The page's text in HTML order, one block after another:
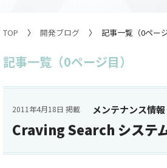
TOP 開発ブログ 記事一覧（0ページ
記事一覧（0ページ目）
メンテナンス情報
2011年4月18日 掲載
Craving Search システ